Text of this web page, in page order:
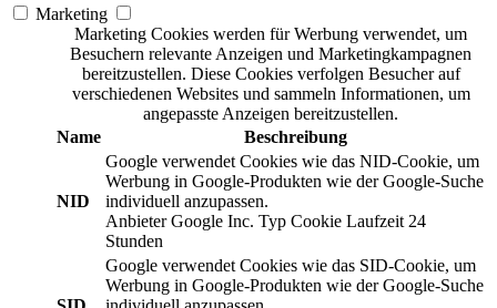
Marketing
Marketing Cookies werden für Werbung verwendet, um
Besuchern relevante Anzeigen und Marketingkampagnen
bereitzustellen. Diese Cookies verfolgen Besucher auf
verschiedenen Websites und sammeln Informationen, um
angepasste Anzeigen bereitzustellen.
Name
Beschreibung
NID
Google verwendet Cookies wie das NID-Cookie, um
Werbung in Google-Produkten wie der Google-Suche
individuell anzupassen.
Anbieter Google Inc. Typ Cookie Laufzeit 24
Stunden
Google verwendet Cookies wie das SID-Cookie, um
Werbung in Google-Produkten wie der Google-Suche